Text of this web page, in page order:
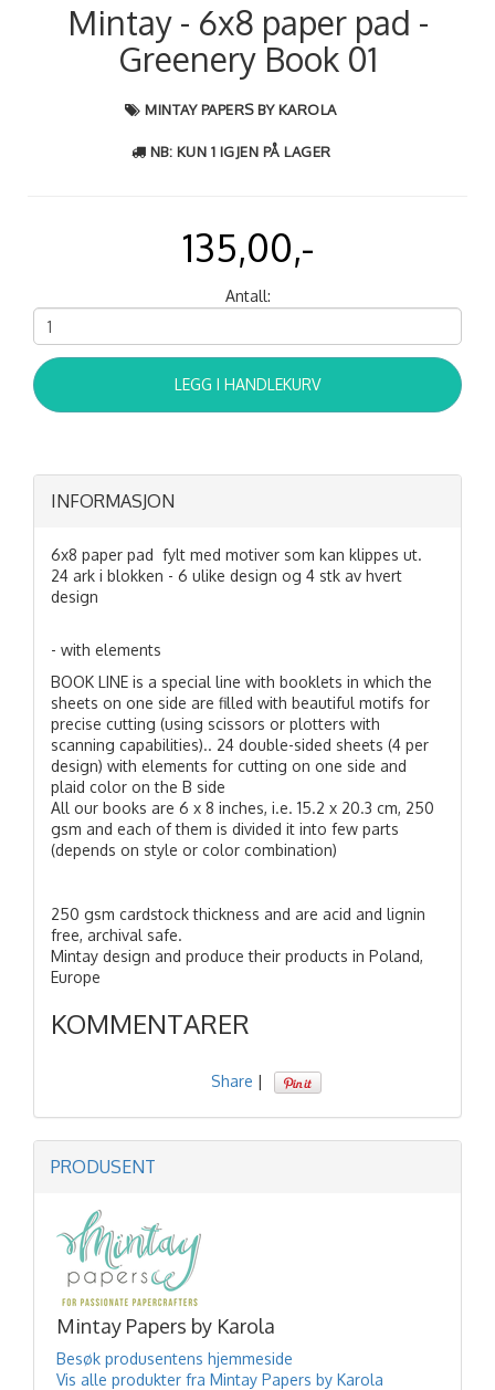
Mintay - 6x8 paper pad -
Greenery Book 01
MINTAY PAPERS BY KAROLA
NB: KUN 1 IGJEN PÅ LAGER
135,00,-
Antall:
LEGG I HANDLEKURV
INFORMASJON
6x8 paper pad fylt med motiver som kan klippes ut.
24 ark i blokken - 6 ulike design og 4 stk av hvert
design
- with elements
BOOK LINE is a special line with booklets in which the
sheets on one side are filled with beautiful motifs for
precise cutting (using scissors or plotters with
scanning capabilities).. 24 double-sided sheets (4 per
design) with elements for cutting on one side and
plaid color on the B side
All our books are 6 x 8 inches, i.e. 15.2 x 20.3 cm, 250
gsm and each of them is divided it into few parts
(depends on style or color combination)
250 gsm cardstock thickness and are acid and lignin
free, archival safe.
Mintay design and produce their products in Poland,
Europe
KOMMENTARER
Share |
PRODUSENT
Mintay Papers by Karola
Besøk produsentens hjemmeside
Vis alle produkter fra Mintay Papers by Karola